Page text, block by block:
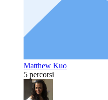
Matthew Kuo
5 percorsi